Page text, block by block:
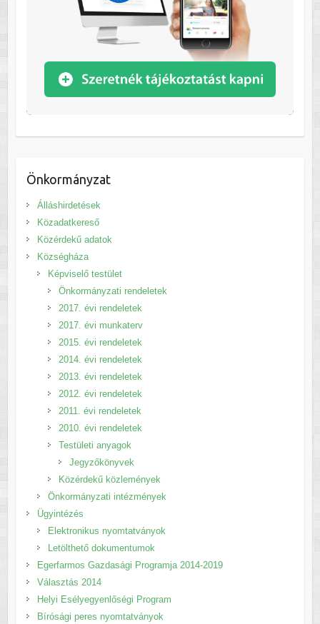
Önkormányzat
Álláshirdetések
Közadatkereső
Közérdekű adatok
Községháza
Képviselő testület
Önkormányzati rendeletek
2017. évi rendeletek
2017. évi munkaterv
2015. évi rendeletek
2014. évi rendeletek
2013. évi rendeletek
2012. évi rendeletek
2011. évi rendeletek
2010. évi rendeletek
Testületi anyagok
Jegyzőkönyvek
Közérdekű közlemények
Önkormányzati intézmények
Ügyintézés
Elektronikus nyomtatványok
Letölthető dokumentumok
Egerfarmos Gazdasági Programja 2014-2019
Választás 2014
Helyi Esélyegyenlőségi Program
Bírósági peres nyomtatványok